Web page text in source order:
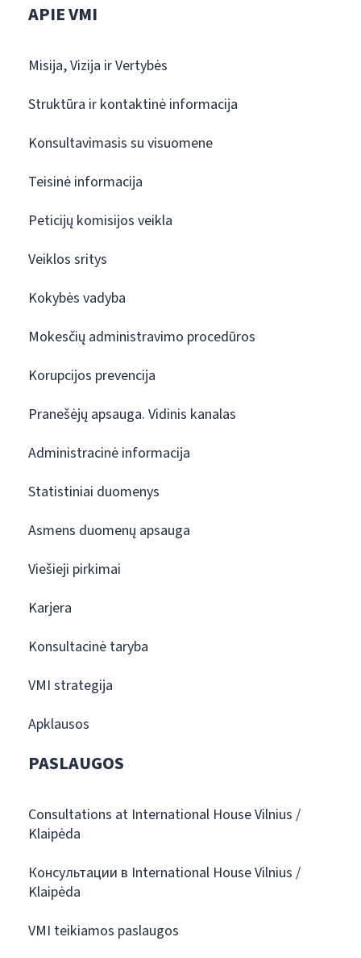
APIE VMI
Misija, Vizija ir Vertybės
Struktūra ir kontaktinė informacija
Konsultavimasis su visuomene
Teisinė informacija
Peticijų komisijos veikla
Veiklos sritys
Kokybės vadyba
Mokesčių administravimo procedūros
Korupcijos prevencija
Pranešėjų apsauga. Vidinis kanalas
Administracinė informacija
Statistiniai duomenys
Asmens duomenų apsauga
Viešieji pirkimai
Karjera
Konsultacinė taryba
VMI strategija
Apklausos
PASLAUGOS
Consultations at International House Vilnius /
Klaipėda
Консультации в International House Vilnius /
Klaipėda
VMI teikiamos paslaugos